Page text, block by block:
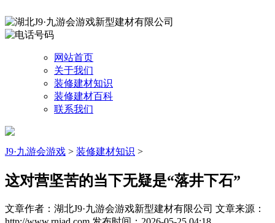
网站首页
关于我们
装修建材知识
装修建材百科
联系我们
J9·九游会游戏 > 装修建材知识 >
这对营坚苦的当下无疑是“落井下石”
文章作者：湖北J9·九游会游戏新型建材有限公司 文章来源：